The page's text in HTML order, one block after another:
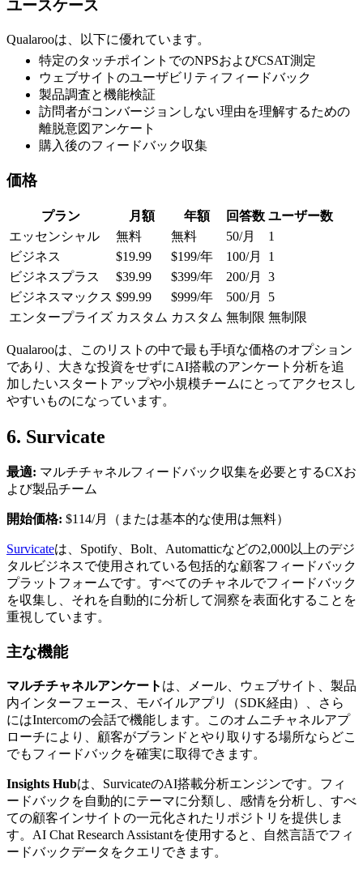
ユースケース
Qualarooは、以下に優れています。
特定のタッチポイントでのNPSおよびCSAT測定
ウェブサイトのユーザビリティフィードバック
製品調査と機能検証
訪問者がコンバージョンしない理由を理解するための
離脱意図アンケート
購入後のフィードバック収集
価格
プラン 月額 年額 回答数 ユーザー数
エッセンシャル
無料 無料 50/月
1
ビジネス
$19.99 $199/年 100/月
1
ビジネスプラス
$39.99 $399/年 200/月
3
ビジネスマックス $99.99 $999/年 500/月
5
エンタープライズ カスタム カスタム 無制限 無制限
Qualarooは、このリストの中で最も手頃な価格のオプション
であり、大きな投資をせずにAI搭載のアンケート分析を追
加したいスタートアップや小規模チームにとってアクセスし
やすいものになっています。
6. Survicate
最適: マルチチャネルフィードバック収集を必要とするCXお
よび製品チーム
開始価格: $114/月（または基本的な使用は無料）
Survicateは、Spotify、Bolt、Automatticなどの2,000以上のデジ
タルビジネスで使用されている包括的な顧客フィードバック
プラットフォームです。すべてのチャネルでフィードバック
を収集し、それを自動的に分析して洞察を表面化することを
重視しています。
主な機能
マルチチャネルアンケート は、メール、ウェブサイト、製品
内インターフェース、モバイルアプリ（SDK経由）、さら
にはIntercomの会話で機能します。このオムニチャネルアプ
ローチにより、顧客がブランドとやり取りする場所ならどこ
でもフィードバックを確実に取得できます。
Insights Hubは、SurvicateのAI搭載分析エンジンです。フィ
ードバックを自動的にテーマに分類し、感情を分析し、すべ
ての顧客インサイトの一元化されたリポジトリを提供しま
す。AI Chat Research Assistantを使用すると、自然言語でフィ
ードバックデータをクエリできます。